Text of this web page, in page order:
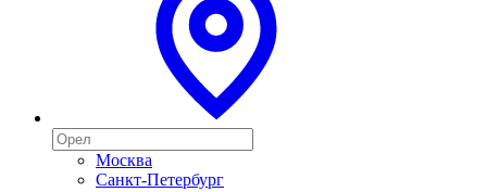
Москва
Санкт-Петербург